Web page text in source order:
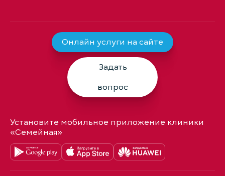
Онлайн услуги на сайте
Задать
вопрос
Установите мобильное приложение клиники
«Семейная»